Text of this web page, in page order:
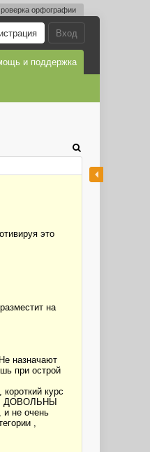
орфографии
Вход
и поддержка
это
на
назначают
при острой
курс
ДОВОЛЬНЫ
и не очень
,